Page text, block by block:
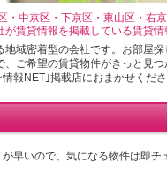
中京区・下京区・東山区・右
賃貸情報を掲載している賃貸情
域密着型の会社です。お部屋
ご希望の賃貸物件がきっと見つ
報NET｣掲載店におまかせくださ
早いので、気になる物件は即チ